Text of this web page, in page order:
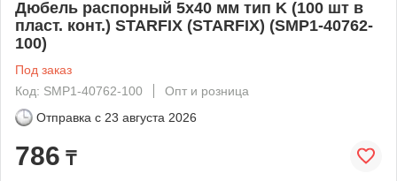
Дюбель распорный 5х40 мм тип K (100 шт в
пласт. конт.) STARFIX (STARFIX) (SMP1-40762-
100)
Под заказ
Код: SMP1-40762-100
Опт и розница
Отправка с 23 августа 2026
786 ₸